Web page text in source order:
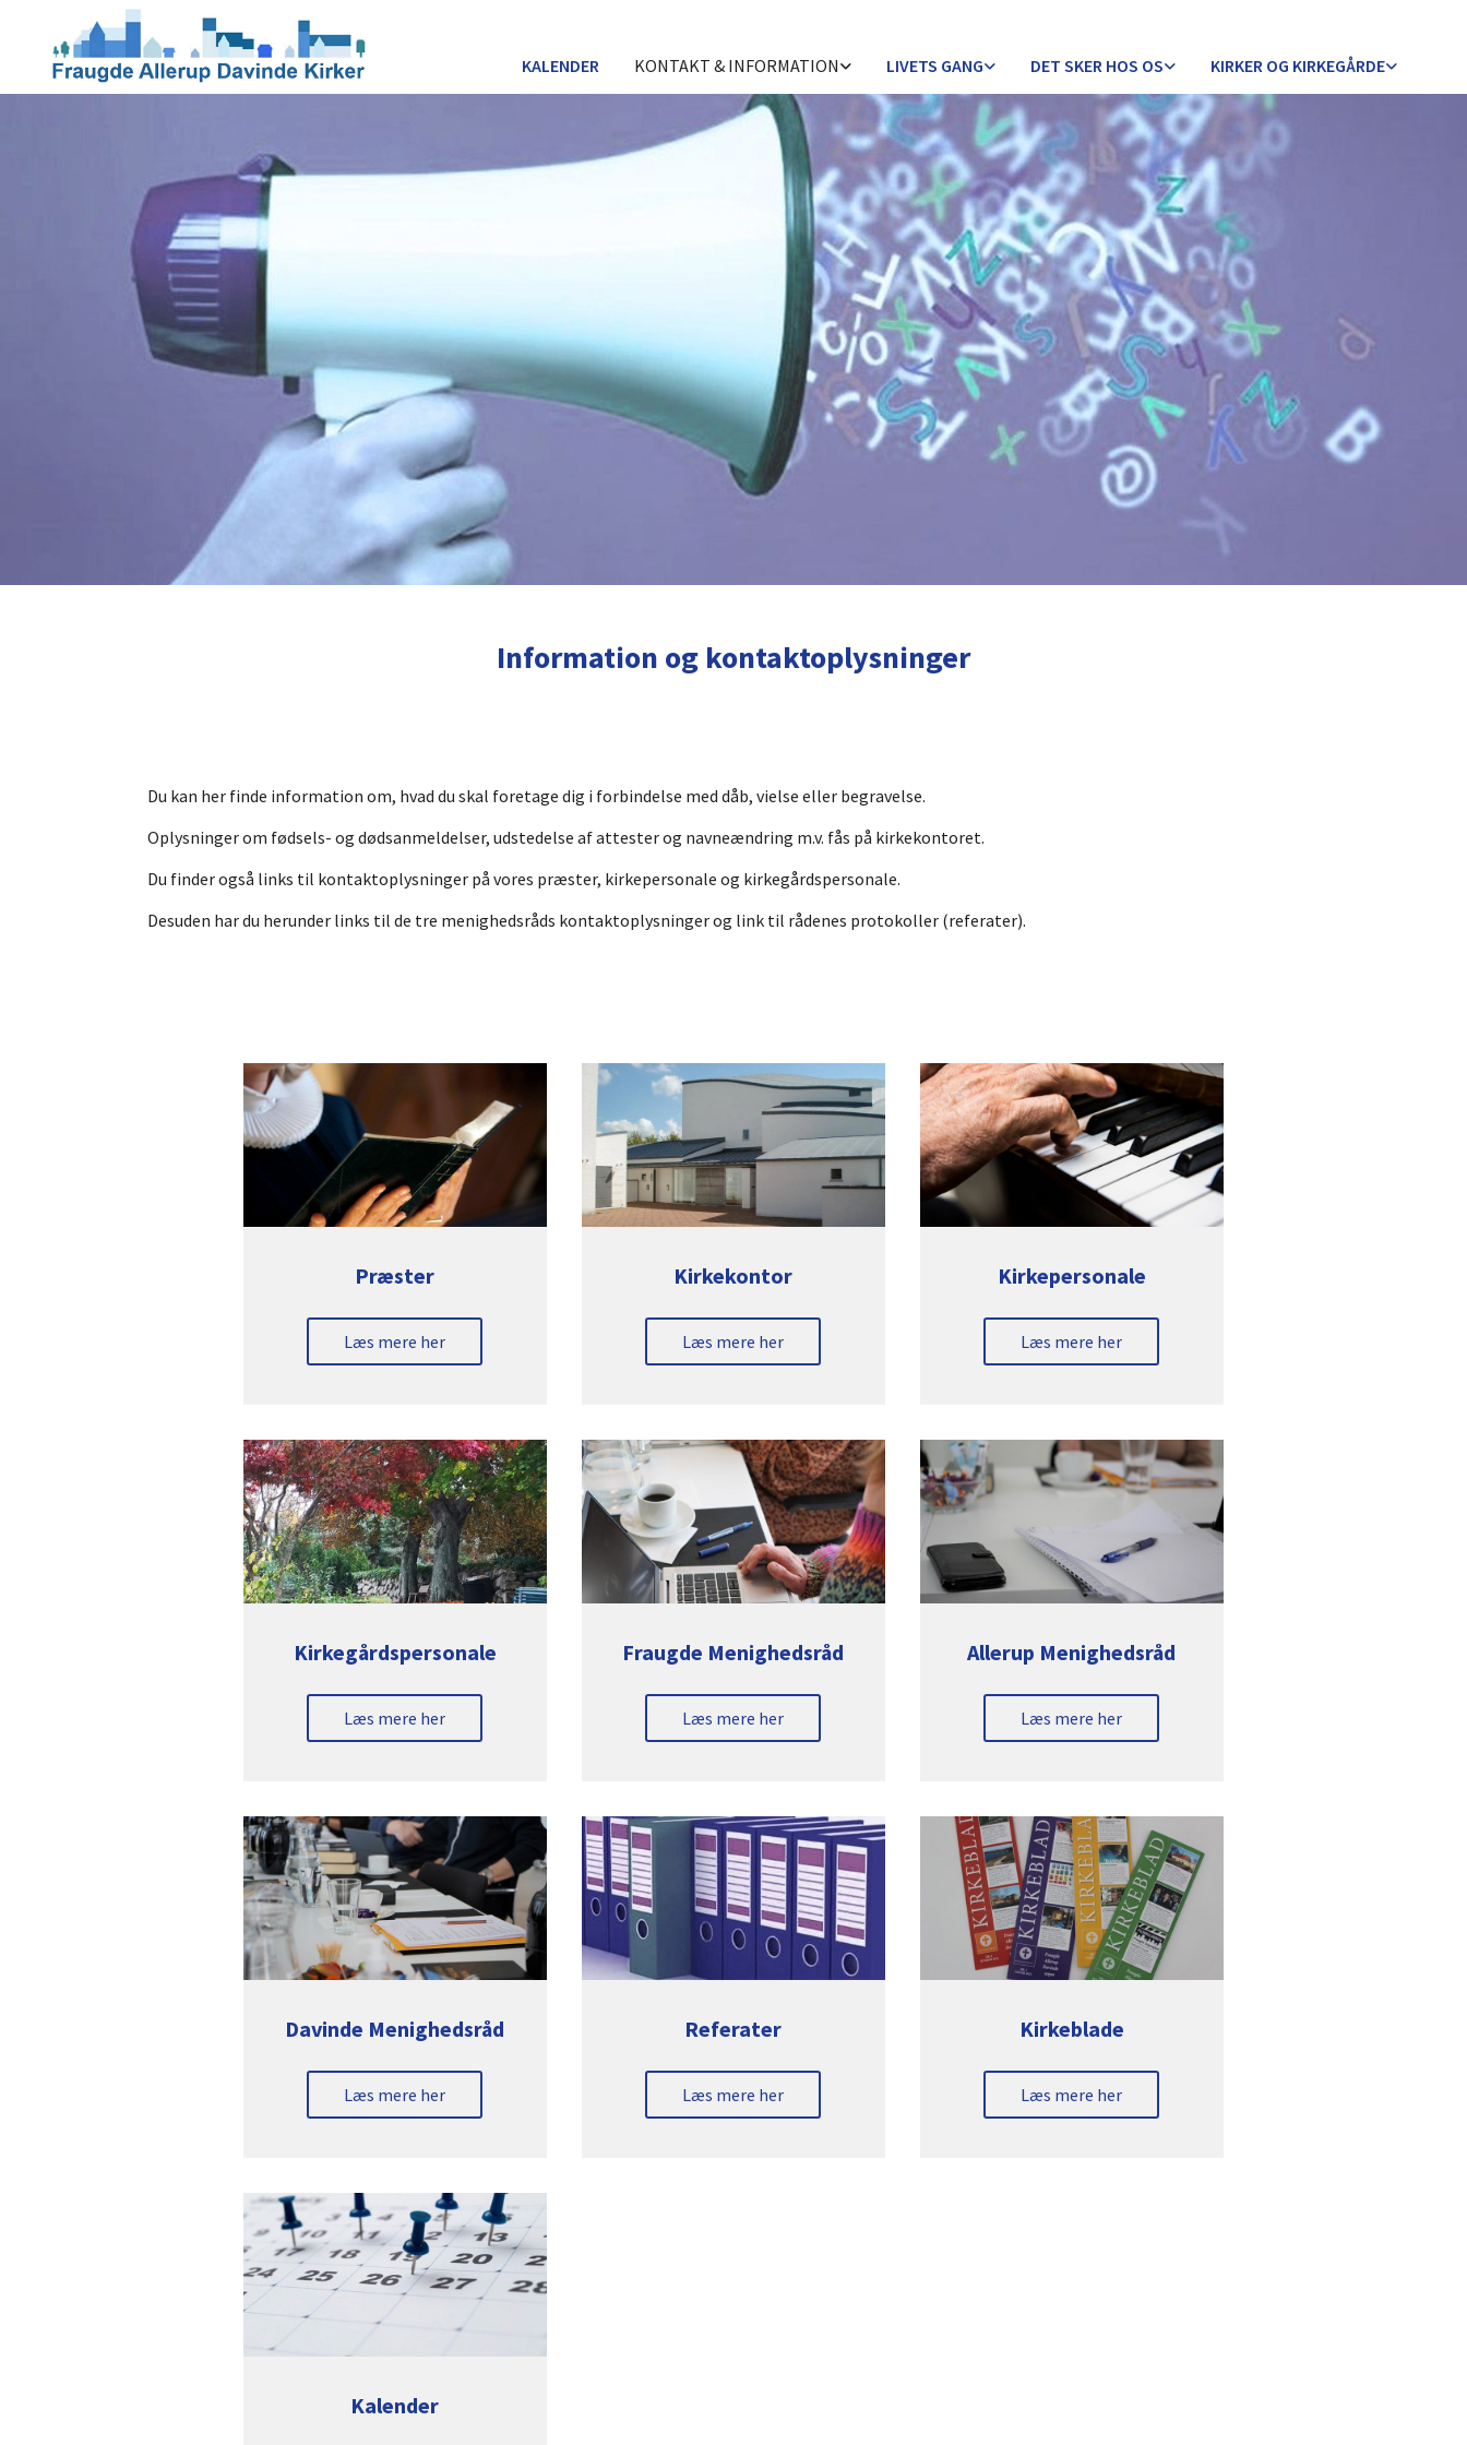
KALENDER KONTAKT & INFORMATION LIVETS GANG DET SKER HOS OS KIRKER OG KIRKEGÅRDE
Information og kontaktoplysninger
Du kan her finde information om, hvad du skal foretage dig i forbindelse med dåb, vielse eller begravelse.
Oplysninger om fødsels- og dødsanmeldelser, udstedelse af attester og navneændring m.v. fås på kirkekontoret.
Du finder også links til kontaktoplysninger på vores præster, kirkepersonale og kirkegårdspersonale.
Desuden har du herunder links til de tre menighedsråds kontaktoplysninger og link til rådenes protokoller (referater).
Præster
Læs mere her
Kirkekontor
Læs mere her
Kirkepersonale
Læs mere her
Kirkegårdspersonale
Læs mere her
Fraugde Menighedsråd
Læs mere her
Allerup Menighedsråd
Læs mere her
Davinde Menighedsråd
Læs mere her
Referater
Læs mere her
Kirkeblade
Læs mere her
Kalender